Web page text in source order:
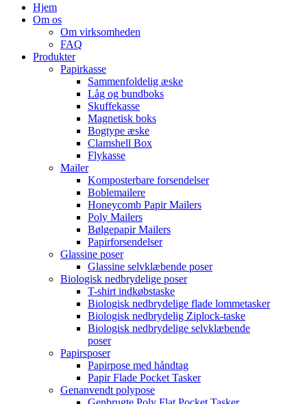
Hjem
Om os
Om virksomheden
FAQ
Produkter
Papirkasse
Sammenfoldelig æske
Låg og bundboks
Skuffekasse
Magnetisk boks
Bogtype æske
Clamshell Box
Flykasse
Mailer
Komposterbare forsendelser
Boblemailere
Honeycomb Papir Mailers
Poly Mailers
Bølgepapir Mailers
Papirforsendelser
Glassine poser
Glassine selvklæbende poser
Biologisk nedbrydelige poser
T-shirt indkøbstaske
Biologisk nedbrydelige flade lommetasker
Biologisk nedbrydelig Ziplock-taske
Biologisk nedbrydelige selvklæbende
poser
Papirsposer
Papirpose med håndtag
Papir Flade Pocket Tasker
Genanvendt polypose